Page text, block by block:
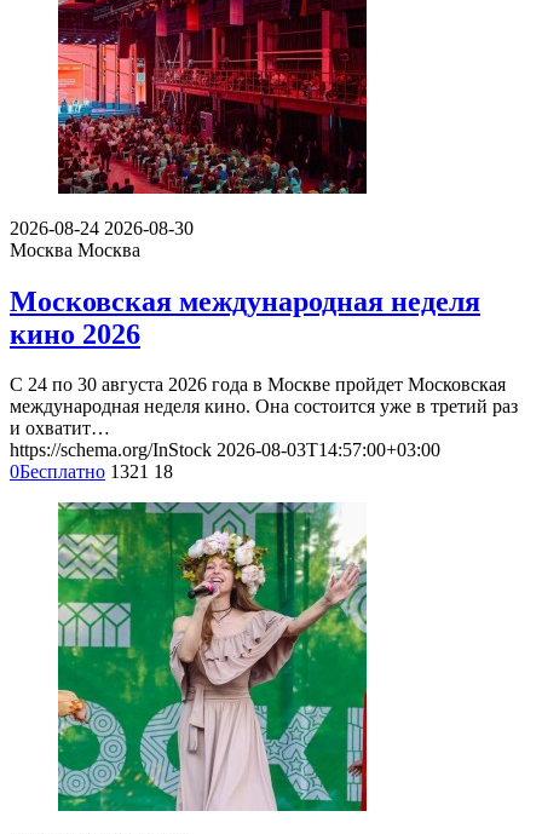
2026-08-24 2026-08-30
Москва Москва
Московская международная неделя
кино 2026
С 24 по 30 августа 2026 года в Москве пройдет Московская
международная неделя кино. Она состоится уже в третий раз
и охватит…
https://schema.org/InStock 2026-08-03T14:57:00+03:00
0Бесплатно 1321 18